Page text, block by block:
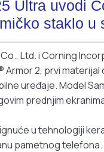
Ultra uvodi
staklo u
Ltd. i Corning
Armor 2, prvi
uređaje. Model
prednjim
u tehnologiji
pametnog telefona.